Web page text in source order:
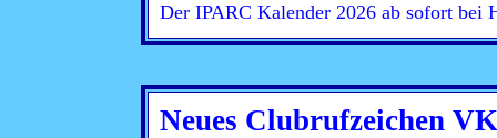
Der IPARC Kalender 2026 ab sofort bei
Neues Clubrufzeichen